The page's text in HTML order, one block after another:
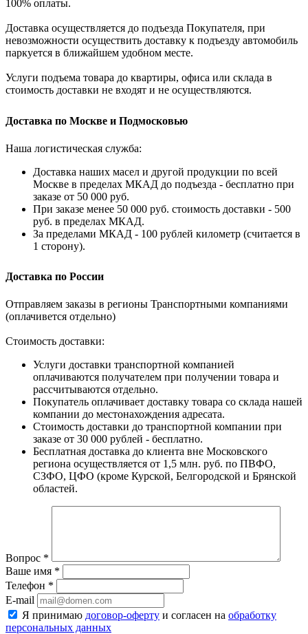
100% оплаты.
Доставка осуществляется до подъезда Покупателя, при
невозможности осуществить доставку к подъезду автомобиль
паркуется в ближайшем удобном месте.
Услуги подъема товара до квартиры, офиса или склада в
стоимость доставки не входят и не осуществляются.
Доставка по Москве и Подмосковью
Наша логистическая служба:
Доставка наших масел и другой продукции по всей
Москве в пределах МКАД до подъезда - бесплатно при
заказе от 50 000 руб.
При заказе менее 50 000 руб. стоимость доставки - 500
руб. в пределах МКАД.
За пределами МКАД - 100 рублей километр (считается в
1 сторону).
Доставка по России
Отправляем заказы в регионы Транспортными компаниями
(оплачивется отдельно)
Стоимость доставки:
Услуги доставки транспортной компанией
оплачиваются получателем при получении товара и
рассчитываются отдельно.
Покупатель оплачивает доставку товара со склада нашей
компании до местонахождения адресата.
Стоимость доставки до транспортной компании при
заказе от 30 000 рублей - бесплатно.
Бесплатная доставка до клиента вне Московского
региона осуществляется от 1,5 млн. руб. по ПВФО,
СЗФО, ЦФО (кроме Курской, Белгородской и Брянской
областей.
Вопрос *
Ваше имя *
Телефон *
E-mail
Я принимаю договор-оферту и согласен на обработку
персональных данных